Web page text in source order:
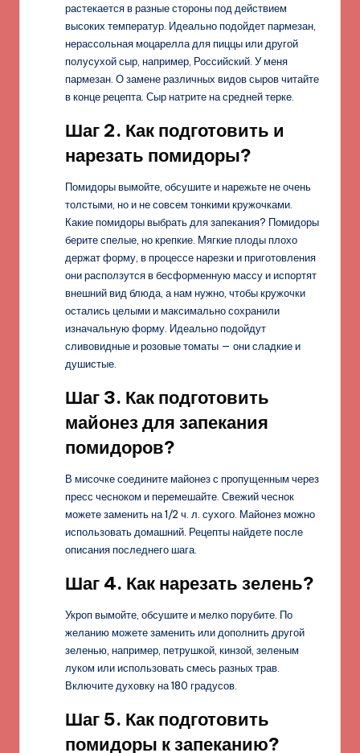
растекается в разные стороны под действием
высоких температур. Идеально подойдет пармезан,
нерассольная моцарелла для пиццы или другой
полусухой сыр, например, Российский. У меня
пармезан. О замене различных видов сыров читайте
в конце рецепта. Сыр натрите на средней терке.
Шаг 2. Как подготовить и
нарезать помидоры?
Помидоры вымойте, обсушите и нарежьте не очень
толстыми, но и не совсем тонкими кружочками.
Какие помидоры выбрать для запекания? Помидоры
берите спелые, но крепкие. Мягкие плоды плохо
держат форму, в процессе нарезки и приготовления
они расползутся в бесформенную массу и испортят
внешний вид блюда, а нам нужно, чтобы кружочки
остались целыми и максимально сохранили
изначальную форму. Идеально подойдут
сливовидные и розовые томаты — они сладкие и
душистые.
Шаг 3. Как подготовить
майонез для запекания
помидоров?
В мисочке соедините майонез с пропущенным через
пресс чесноком и перемешайте. Свежий чеснок
можете заменить на 1/2 ч. л. сухого. Майонез можно
использовать домашний. Рецепты найдете после
описания последнего шага.
Шаг 4. Как нарезать зелень?
Укроп вымойте, обсушите и мелко порубите. По
желанию можете заменить или дополнить другой
зеленью, например, петрушкой, кинзой, зеленым
луком или использовать смесь разных трав.
Включите духовку на 180 градусов.
Шаг 5. Как подготовить
помидоры к запеканию?